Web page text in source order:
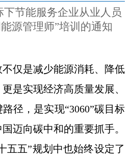
下节能服务企业从业人员
源管理师”培训的通知
仅是减少能源消耗、降低
是实现经济高质量发展、
径，是实现“3060”碳目标
迈向碳中和的重要抓手。
五五”规划中也始终设定了